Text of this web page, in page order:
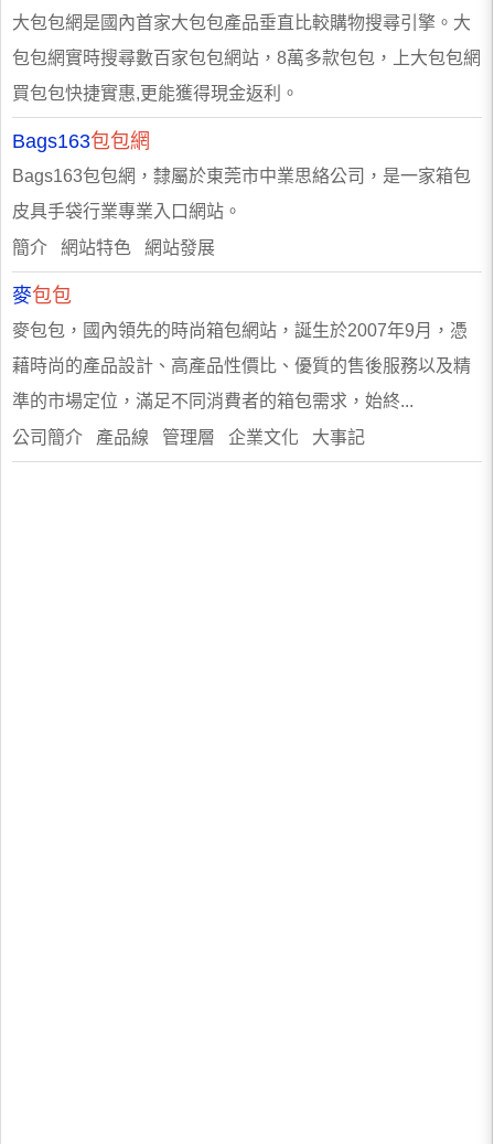
大包包網是國內首家大包包產品垂直比較購物搜尋引擎。大
包包網實時搜尋數百家包包網站，8萬多款包包，上大包包網
買包包快捷實惠,更能獲得現金返利。
Bags163包包網
Bags163包包網，隸屬於東莞市中業思絡公司，是一家箱包
皮具手袋行業專業入口網站。
簡介 網站特色 網站發展
麥包包
麥包包，國內領先的時尚箱包網站，誕生於2007年9月，憑
藉時尚的產品設計、高產品性價比、優質的售後服務以及精
準的市場定位，滿足不同消費者的箱包需求，始終...
公司簡介 產品線 管理層 企業文化 大事記